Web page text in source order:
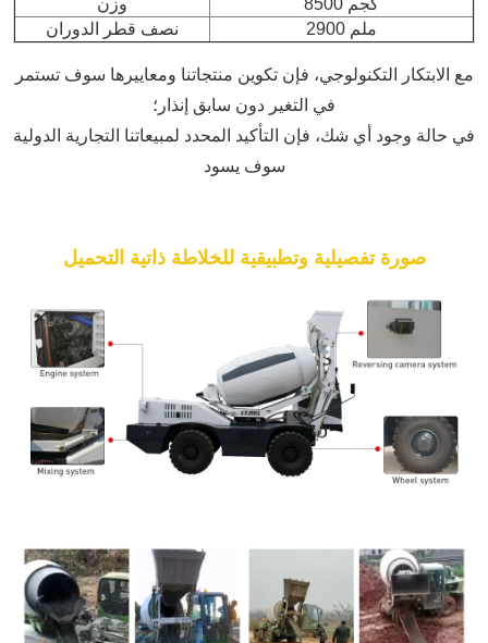
نصف قطر الدوران
2900 ملم
مع الابتكار التكنولوجي، فإن تكوين منتجاتنا ومعاييرها سوف تستمر
في التغير دون سابق إنذار؛
في حالة وجود أي شك، فإن التأكيد المحدد لمبيعاتنا التجارية الدولية
سوف يسود
صورة تفصيلية وتطبيقية للخلاطة ذاتية التحميل